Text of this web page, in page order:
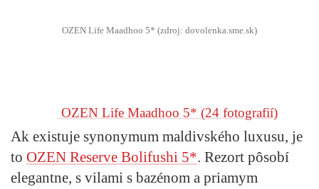
OZEN Life Maadhoo 5* (zdroj: dovolenka.sme.sk)
OZEN Life Maadhoo 5* (24 fotografií)
Ak existuje synonymum maldivského luxusu, je
to OZEN Reserve Bolifushi 5*. Rezort pôsobí
elegantne, s vilami s bazénom a priamym